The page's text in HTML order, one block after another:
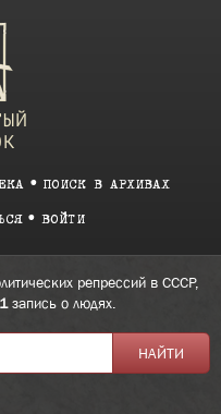
ПОИСК В АРХИВАХ
ВОЙТИ
репрессий в СССР,
запись о людях.